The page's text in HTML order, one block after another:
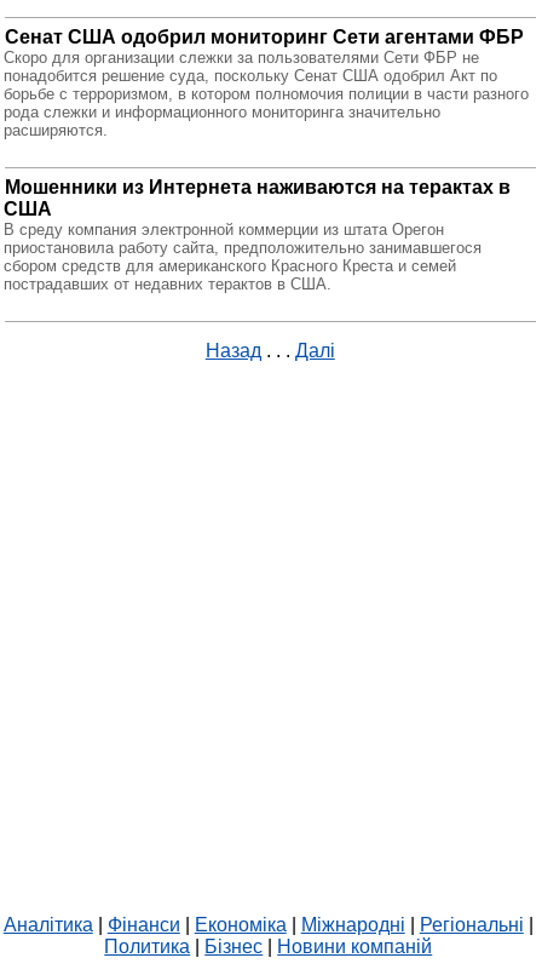
Сенат США одобрил мониторинг Сети агентами ФБР
Скоро для организации слежки за пользователями Сети ФБР не
понадобится решение суда, поскольку Сенат США одобрил Акт по
борьбе с терроризмом, в котором полномочия полиции в части разного
рода слежки и информационного мониторинга значительно
расширяются.
Mошенники из Интернета наживаются на терактах в
США
В среду компания электронной коммерции из штата Орегон
приостановила работу сайта, предположительно занимавшегося
сбором средств для американского Красного Креста и семей
пострадавших от недавних терактов в США.
Назад . . . Далі
Аналітика Фінанси Економіка Міжнародні Регіональні
Политика
Бізнес Новини компаній